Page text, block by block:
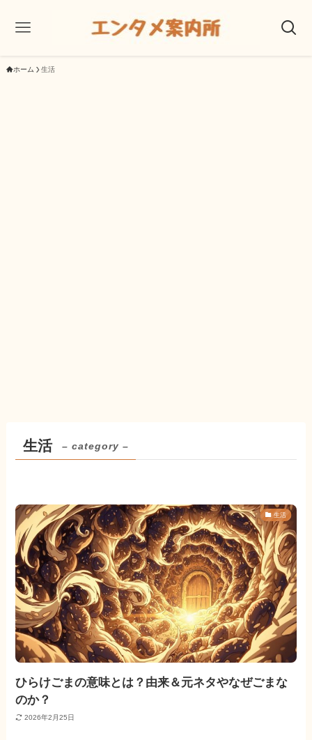
ホーム 生活
生活 – category –
生活
ひらけごまの意味とは？由来＆元ネタやなぜごまな
のか？
2026年2月25日